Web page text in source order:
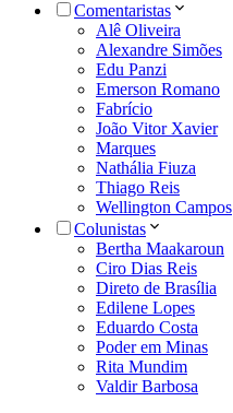
Comentaristas
Alê Oliveira
Alexandre Simões
Edu Panzi
Emerson Romano
Fabrício
João Vitor Xavier
Marques
Nathália Fiuza
Thiago Reis
Wellington Campos
Colunistas
Bertha Maakaroun
Ciro Dias Reis
Direto de Brasília
Edilene Lopes
Eduardo Costa
Poder em Minas
Rita Mundim
Valdir Barbosa